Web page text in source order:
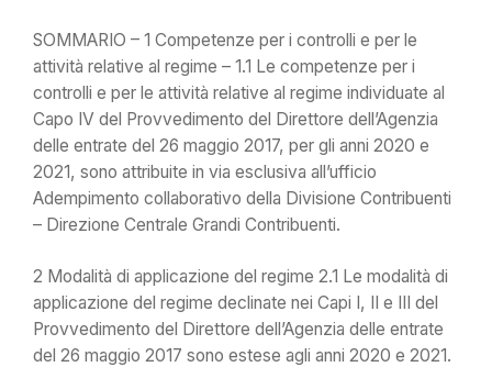
SOMMARIO – 1 Competenze per i controlli e per le
attività relative al regime – 1.1 Le competenze per i
controlli e per le attività relative al regime individuate al
Capo IV del Provvedimento del Direttore dell’Agenzia
delle entrate del 26 maggio 2017, per gli anni 2020 e
2021, sono attribuite in via esclusiva all’ufficio
Adempimento collaborativo della Divisione Contribuenti
– Direzione Centrale Grandi Contribuenti.
2 Modalità di applicazione del regime 2.1 Le modalità di
applicazione del regime declinate nei Capi I, II e III del
Provvedimento del Direttore dell’Agenzia delle entrate
del 26 maggio 2017 sono estese agli anni 2020 e 2021.